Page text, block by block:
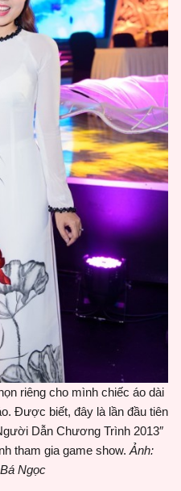
riêng cho mình chiếc áo dài
Được biết, đây là lần đầu tiên
Dẫn Chương Trình 2013″
tham gia game show. Ảnh:
Ngọc